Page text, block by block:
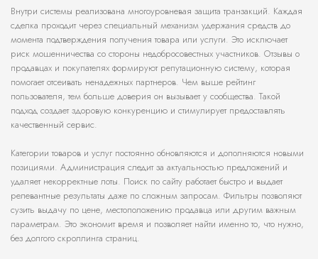
Внутри системы реализована многоуровневая защита транзакций. Каждая
сделка проходит через специальный механизм удержания средств до
момента подтверждения получения товара или услуги. Это исключает
риск мошенничества со стороны недобросовестных участников. Отзывы о
продавцах и покупателях формируют репутационную систему, которая
помогает отсеивать ненадежных партнеров. Чем выше рейтинг
пользователя, тем больше доверия он вызывает у сообщества. Такой
подход создает здоровую конкуренцию и стимулирует предоставлять
качественный сервис.
Категории товаров и услуг постоянно обновляются и дополняются новыми
позициями. Администрация следит за актуальностью предложений и
удаляет некорректные лоты. Поиск по сайту работает быстро и выдает
релевантные результаты даже по сложным запросам. Фильтры позволяют
сузить выдачу по цене, местоположению продавца или другим важным
параметрам. Это экономит время и позволяет найти именно то, что нужно,
без долгого скроллинга страниц.